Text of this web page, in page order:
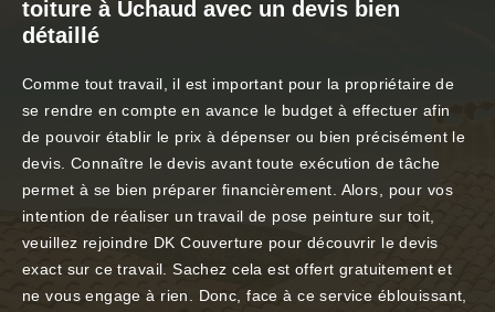
toiture à Uchaud avec un devis bien
détaillé
Comme tout travail, il est important pour la propriétaire de
se rendre en compte en avance le budget à effectuer afin
de pouvoir établir le prix à dépenser ou bien précisément le
devis. Connaître le devis avant toute exécution de tâche
permet à se bien préparer financièrement. Alors, pour vos
intention de réaliser un travail de pose peinture sur toit,
veuillez rejoindre DK Couverture pour découvrir le devis
exact sur ce travail. Sachez cela est offert gratuitement et
ne vous engage à rien. Donc, face à ce service éblouissant,